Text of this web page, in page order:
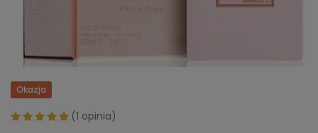
Okazja
(1 opinia)